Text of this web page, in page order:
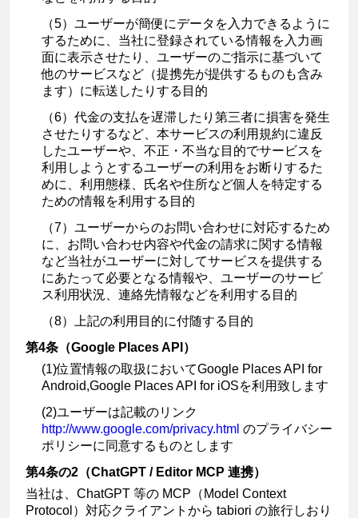
（5）ユーザーが簡便にデータを入力できるように
するために、当社に登録されている情報を入力画
面に表示させたり、ユーザーのご指示に基づいて
他のサービスなど（提携先が提供するものも含み
ます）に転送したりする目的
（6）代金の支払を遅滞したり第三者に損害を発生
させたりするなど、本サービスの利用規約に違反
したユーザーや、不正・不当な目的でサービスを
利用しようとするユーザーの利用をお断りするた
めに、利用態様、氏名や住所など個人を特定する
ための情報を利用する目的
（7）ユーザーからのお問い合わせに対応するため
に、お問い合わせ内容や代金の請求に関する情報
など当社がユーザーに対してサービスを提供する
にあたって必要となる情報や、ユーザーのサービ
ス利用状況、連絡先情報などを利用する目的
（8）上記の利用目的に付随する目的
第4条（Google Places API）
(1)位置情報の取扱においてGoogle Places API for
Android,Google Places API for iOSを利用致します
(2)ユーザーは記載のリンク
http://www.google.com/privacy.html のプライバシー
ポリシーに同意するものとします
第4条の2（ChatGPT / Editor MCP 連携）
当社は、ChatGPT 等の MCP（Model Context
Protocol）対応クライアントから tabiori の旅行しおり